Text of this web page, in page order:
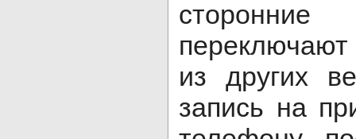
из других
запись на